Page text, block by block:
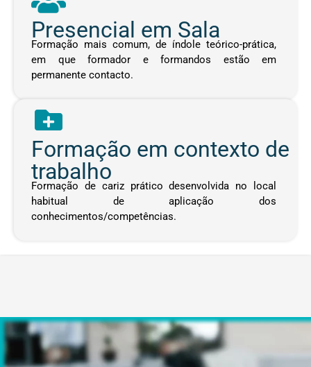
Presencial em Sala
Formação mais comum, de índole teórico-prática,
em que formador e formandos estão em
permanente contacto.
Formação em contexto de
trabalho
Formação de cariz prático desenvolvida no local
habitual de aplicação dos
conhecimentos/competências.